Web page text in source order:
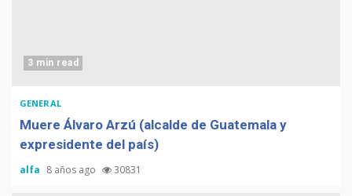
3 min read
GENERAL
Muere Álvaro Arzú (alcalde de Guatemala y
expresidente del país)
alfa 8 años ago 30831